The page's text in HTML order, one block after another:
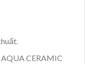
AQUA CERAMIC